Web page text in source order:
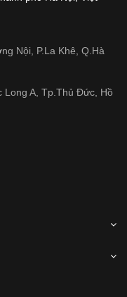
Nội, P.La Khê, Q.Hà
Long A, Tp.Thủ Đức, Hồ